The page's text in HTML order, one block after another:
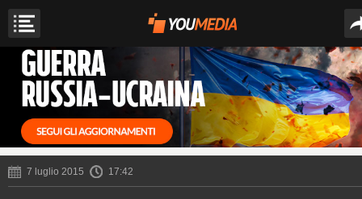
7 luglio 2015 17:42